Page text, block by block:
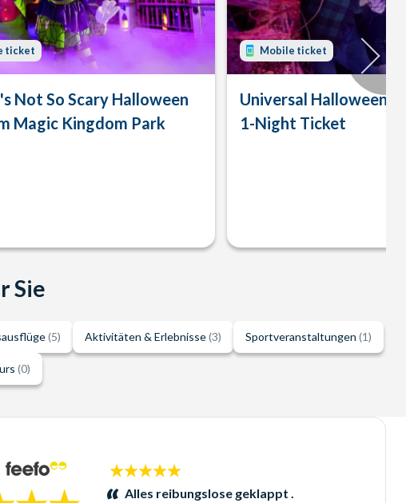
ticket
Not So Scary Halloween
Magic Kingdom Park
Mobile ticket
Universal Halloween
1-Night Ticket
Sie
(5) Aktivitäten & Erlebnisse(3) Sportveranstaltungen (1)
(0)
5
Sterne:Alles reibungslose geklappt .